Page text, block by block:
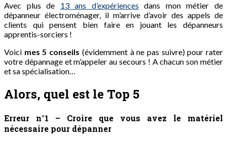
Avec plus de 13 ans d’expériences dans mon métier de
dépanneur électroménager, il m’arrive d’avoir des appels de
clients qui pensent bien faire en jouant les dépanneurs
apprentis-sorciers !
Voici mes 5 conseils (évidemment à ne pas suivre) pour rater
votre dépannage et m’appeler au secours ! A chacun son métier
et sa spécialisation…
Alors, quel est le Top 5
Erreur n°1 – Croire que vous avez le matériel
nécessaire pour dépanner